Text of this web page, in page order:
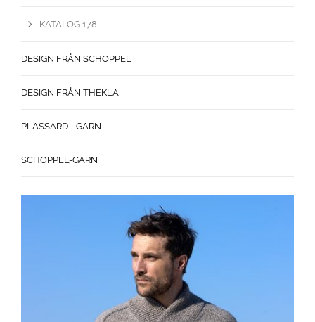
KATALOG 178
DESIGN FRÅN SCHOPPEL
DESIGN FRÅN THEKLA
PLASSARD - GARN
SCHOPPEL-GARN